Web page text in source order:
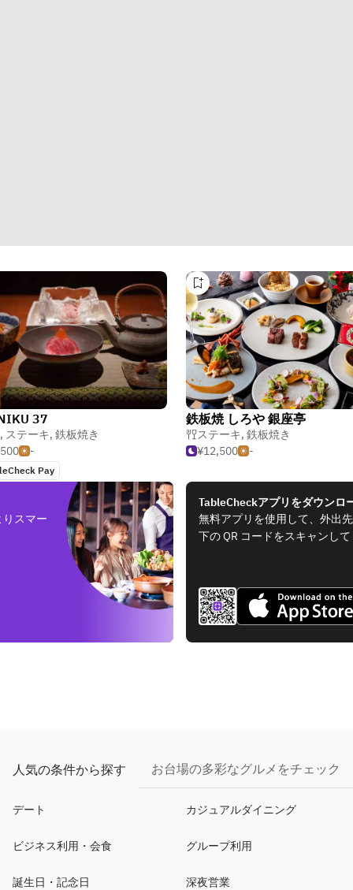
37
, ステーキ, 鉄板焼き
-
Pay
鉄板焼 しろや 銀座亭
ステーキ, 鉄板焼き
¥12,500
-
スマー
TableCheckアプリをダウンロ
無料アプリを使用して、外出
下の QR コードをスキャンし
人気の条件から探す お台場の多彩なグルメをチェック
デート カジュアルダイニング
ビジネス利用・会食 グループ利用
誕生日・記念日 深夜営業